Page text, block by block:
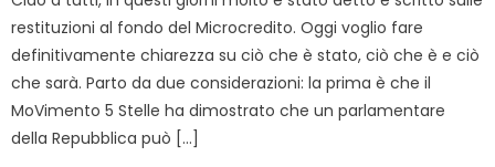
restituzioni al fondo del Microcredito. Oggi voglio fare
definitivamente chiarezza su ciò che è stato, ciò che è e ciò
che sarà. Parto da due considerazioni: la prima è che il
MoVimento 5 Stelle ha dimostrato che un parlamentare
della Repubblica può […]